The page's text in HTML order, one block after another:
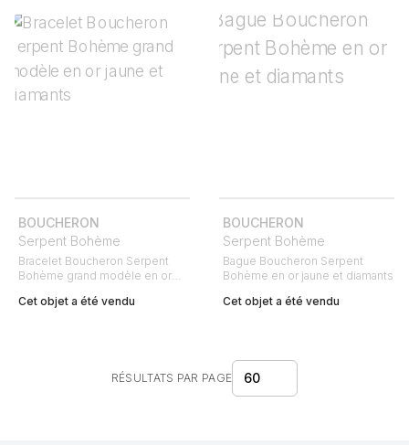
BOUCHERON
Serpent Bohème
Bracelet Boucheron Serpent
Bohème grand modèle en or
Cet objet a été vendu
BOUCHERON
Serpent Bohème
Bague Boucheron Serpent
Bohème en or jaune et diamants
Cet objet a été vendu
RÉSULTATS PAR PAGE 60